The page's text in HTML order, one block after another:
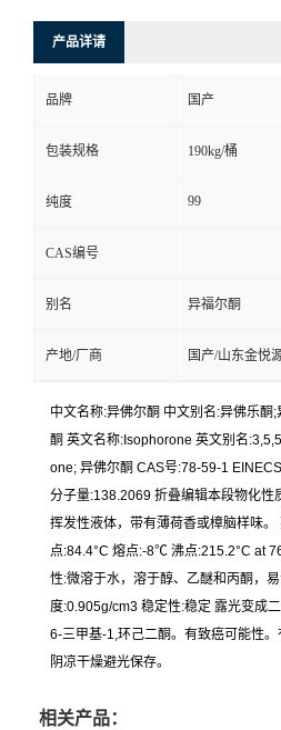
产品详请
品牌 国产
包装规格 190kg/桶
纯度 99
CAS编号
别名 异福尔酮
产地/厂商 国产/山东金悦
中文名称:异佛尔酮 中文别名:异佛乐酮
酮 英文名称:Isophorone 英文别名
one; 异佛尔酮 CAS号:78-59-1
分子量:138.2069 折叠编辑本段物化性
挥发性液体，带有薄荷香或樟脑样味。
点:84.4°C 熔点:-8℃ 沸点:215.2°C at
性:微溶于水，溶于醇、乙醚和丙酮，
度:0.905g/cm3 稳定性:稳定 露光变成
6-三甲基-1,环己二酮。有致癌可能性
阴凉干燥避光保存。
相关产品：